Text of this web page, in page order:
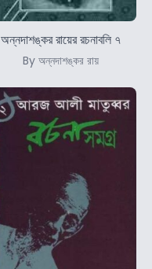
অন্নদাশঙ্কর রায়ের রচনাবলি ৭
By অন্নদাশঙ্কর রায়